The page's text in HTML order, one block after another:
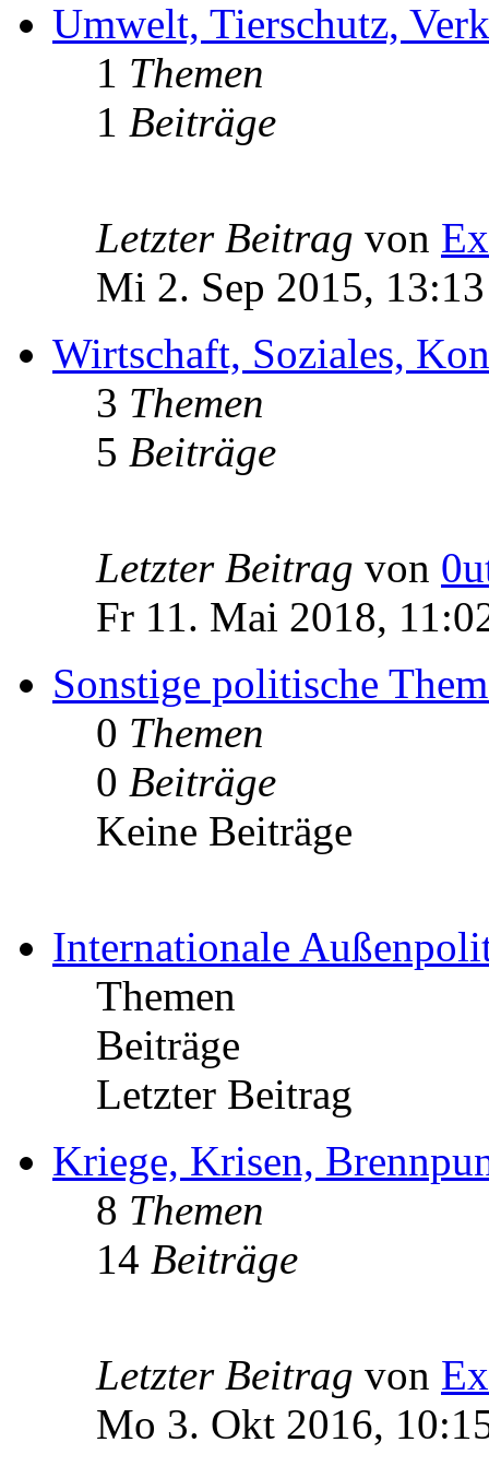
Umwelt, Tierschutz,
1 Themen
1 Beiträge
Letzter Beitrag von
Mi 2. Sep 2015, 13:13
Wirtschaft, Soziales,
3 Themen
5 Beiträge
Letzter Beitrag von
Fr 11. Mai 2018,
Sonstige politische
0 Themen
0 Beiträge
Keine Beiträge
Internationale
Themen
Beiträge
Letzter Beitrag
Kriege, Krisen,
8 Themen
14 Beiträge
Letzter Beitrag von
Mo 3. Okt 2016,